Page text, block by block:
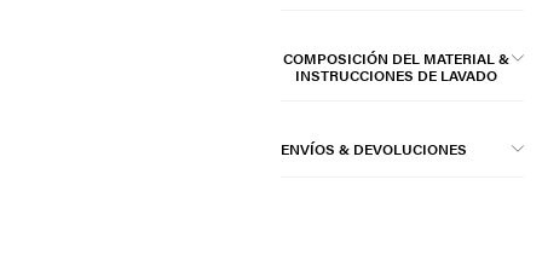
COMPOSICIÓN DEL MATERIAL &
INSTRUCCIONES DE LAVADO
ENVÍOS & DEVOLUCIONES